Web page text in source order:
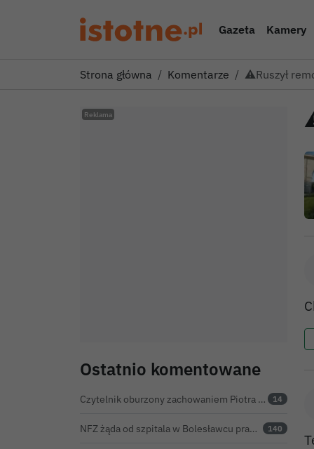
Gazeta Kamery
Strona główna Komentarze ⚠️Ruszył
Ostatnio komentowane
Czytelnik oburzony zachowaniem Piotra Romana na rocznicy prezydentury Karola Nawrockiego. Obejrzeliśmy nagranie 14
NFZ żąda od szpitala w Bolesławcu prawie 5,9 mln zł. Potężny cios po kontroli rozliczeń 140